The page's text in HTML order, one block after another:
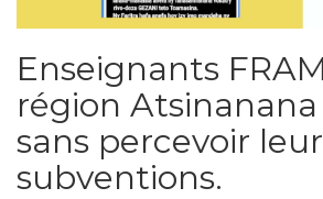
Enseignants
région
sans percevoir
subventions.